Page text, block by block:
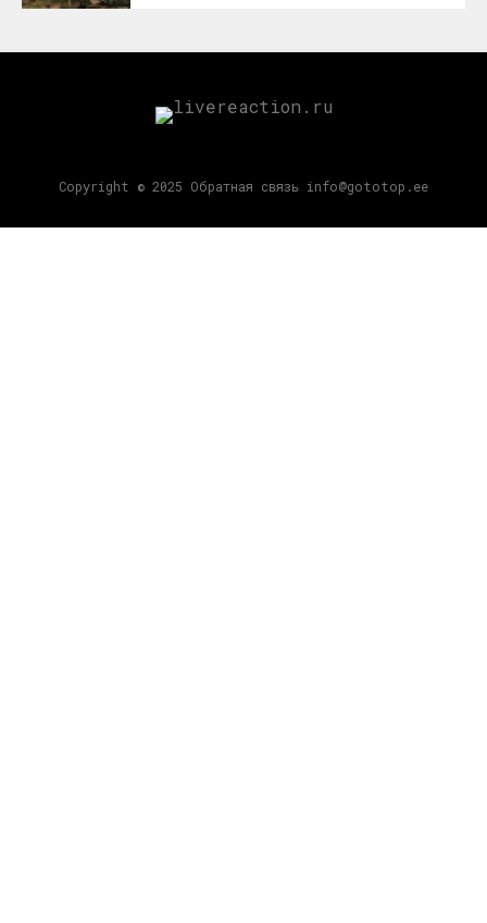
Copyright © 2025 Обратная связь info@gototop.ee